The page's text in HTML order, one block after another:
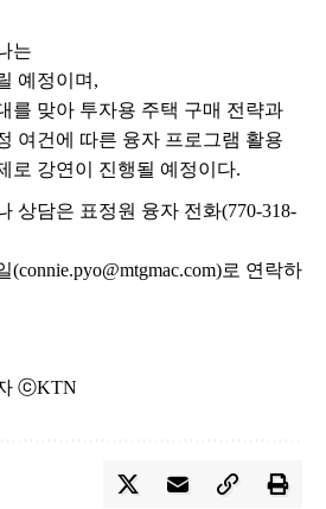
는
예정이며 ,
를 맞아 투자용 주택 구매 전략과
여건에 따른 융자 프로그램 활용
로 강연이 진행될 예정이다.
상담은 표정원 융자 전화(770-318-
(connie.pyo@mtgmac.com)로 연락하
ⓒKTN